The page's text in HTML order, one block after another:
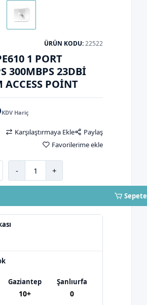
ÜRÜN KODU:22522
1 PORT
300MBPS 23DBI
ACCESS POINT
KDV Hariç
Gaziantep
10+
Şanlıurfa
0
Karşılaştırmaya Ekle
Paylaş
Favorilerime ekle
- +